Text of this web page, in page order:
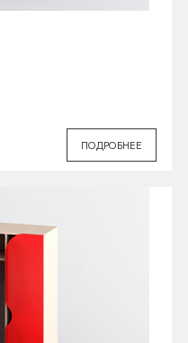
ПОДРОБНЕЕ